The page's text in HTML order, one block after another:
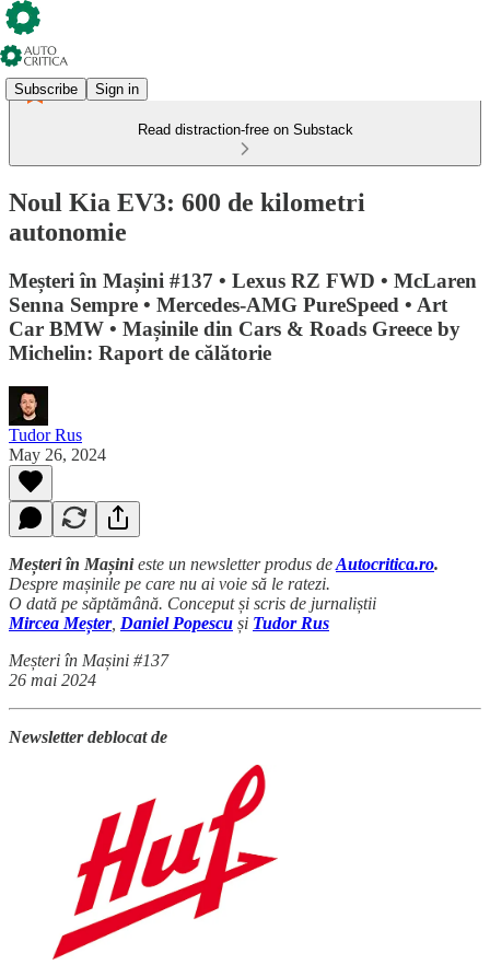
Subscribe Sign in
Read distraction-free on Substack
Noul Kia EV3: 600 de kilometri
autonomie
Meșteri în Mașini #137 • Lexus RZ FWD • McLaren
Senna Sempre • Mercedes-AMG PureSpeed • Art
Car BMW • Mașinile din Cars & Roads Greece by
Michelin: Raport de călătorie
Tudor Rus
May 26, 2024
Meșteri în Mașinieste un newsletter produs deAutocritica.ro.
Despre mașinile pe care nu ai voie să le ratezi.
O dată pe săptămână. Conceput și scris de jurnaliștii
Mircea Meșter, Daniel Popescu și Tudor Rus
Meșteri în Mașini #137
26 mai 2024
Newsletter deblocat de